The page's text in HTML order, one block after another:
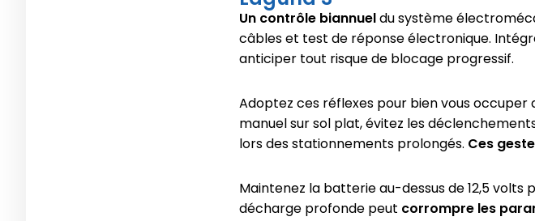
Un contrôle biannueldu système
câbles et test de réponse électronique.
anticiper tout risque de blocage progressif.
Adoptez ces réflexes pour bien vous occuper
manuel sur sol plat, évitez les
lors des stationnements prolongés. Ces
Maintenez la batterie au-dessus de 12,5
décharge profonde peut corrompre les